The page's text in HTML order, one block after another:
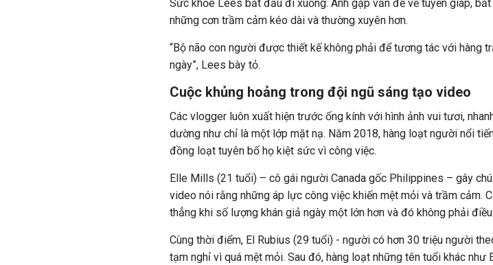
Sức khỏe Lees bắt đầu đi xuống. Anh gặp vấn đề về tuyến giáp,
những cơn trầm cảm kéo dài và thường xuyên hơn.
“Bộ não con người được thiết kế không phải để tương tác với hàng
ngày”, Lees bày tỏ.
Cuộc khủng hoảng trong đội ngũ sáng tạo video
Các vlogger luôn xuất hiện trước ống kính với hình ảnh vui tươi,
dường như chỉ là một lớp mặt nạ. Năm 2018, hàng loạt người nổi
đồng loạt tuyên bố họ kiệt sức vì công việc.
Elle Mills (21 tuổi) – cô gái người Canada gốc Philippines – gây
video nói rằng những áp lực công việc khiến mệt mỏi và trầm cảm.
thẳng khi số lượng khán giả ngày một lớn hơn và đó không phải
Cùng thời điểm, El Rubius (29 tuổi) - người có hơn 30 triệu người
tạm nghỉ vì quá mệt mỏi. Sau đó, hàng loạt những tên tuổi khác như